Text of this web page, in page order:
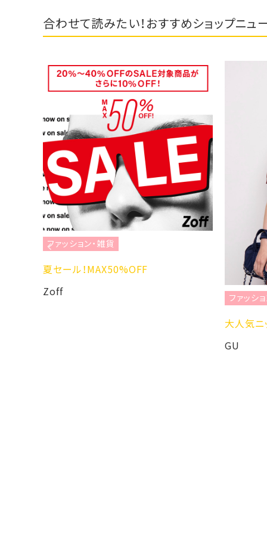
合わせて読みたい！おすすめショップニュ
ファッション・雑貨
夏セール！MAX50%OFF
Zoff
ファッシ
大人気ニ
GU